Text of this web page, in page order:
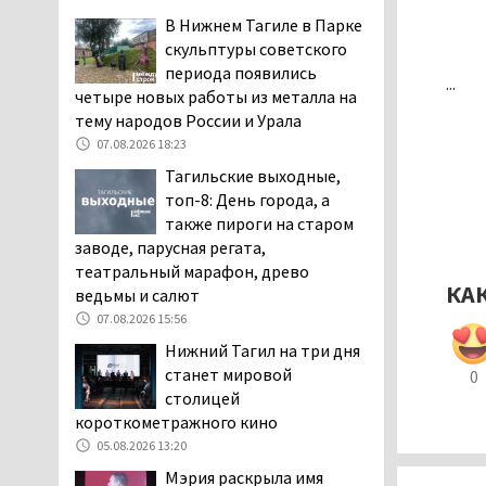
...
0
заявили, что их дочь в палате
покусала бельевая вошь
06.08.2026 13:02
В Нижнем Тагиле на три
дня запретят
электросамокаты
06.08.2026 11:41
«Я уверен, это бельевая
вошь». Родители 10-
летней девочки
пожаловались на кровососущих
паразитов, которые искусали их
ребёнка в детской больнице
Нижнего Тагила
05.08.2026 17:59
Директора уральского
предприятия по
производству дронов
«Упырь» подорвали в автомобиле
В Нижнем Тагиле в Парке
скульптуры советского
периода появились
четыре новых работы из металла на
тему народов России и Урала
07.08.2026 18:23
Тагильские выходные,
топ-8: День города, а
также пироги на старом
заводе, парусная регата,
театральный марафон, древо
ведьмы и салют
07.08.2026 15:56
Нижний Тагил на три дня
станет мировой
столицей
короткометражного кино
05.08.2026 13:20
Мэрия раскрыла имя